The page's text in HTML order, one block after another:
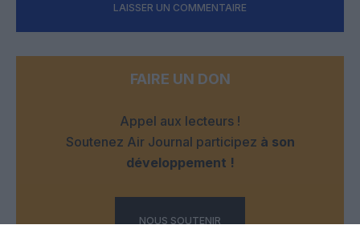
LAISSER UN COMMENTAIRE
FAIRE UN DON
Appel aux lecteurs !
Soutenez Air Journal participez à son
développement !
NOUS SOUTENIR